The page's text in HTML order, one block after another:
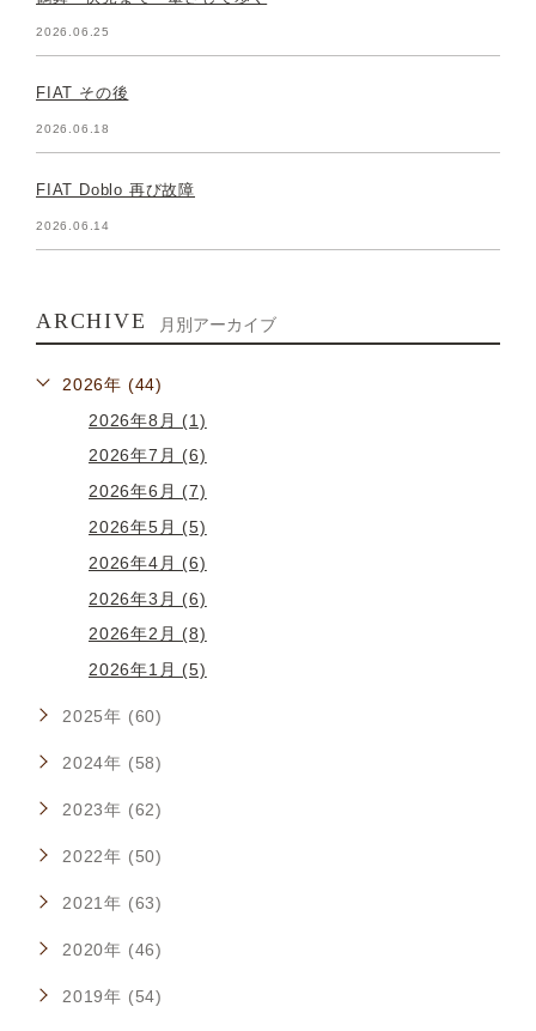
2026.06.25
FIAT その後
2026.06.18
FIAT Doblo 再び故障
2026.06.14
ARCHIVE 月別アーカイブ
2026年 (44)
2026年8月 (1)
2026年7月 (6)
2026年6月 (7)
2026年5月 (5)
2026年4月 (6)
2026年3月 (6)
2026年2月 (8)
2026年1月 (5)
2025年 (60)
2024年 (58)
2023年 (62)
2022年 (50)
2021年 (63)
2020年 (46)
2019年 (54)